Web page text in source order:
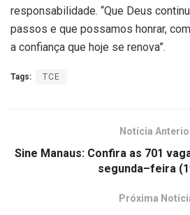
responsabilidade. “Que Deus
passos e que possamos honrar,
a confiança que hoje se renova”.
Tags: TCE
Notícia
Sine Manaus: Confira as 701
segunda–feira
Próxima